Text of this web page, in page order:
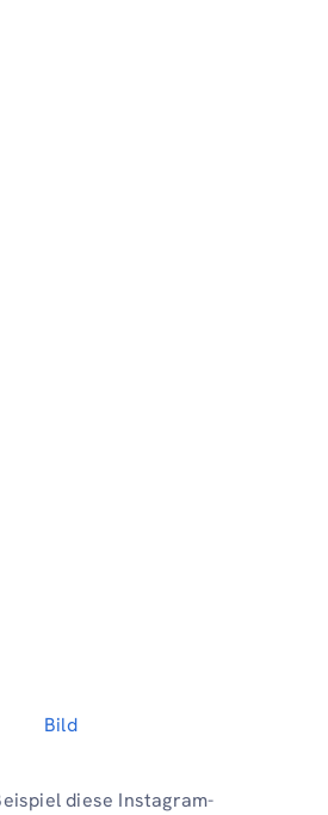
Bild
diese Instagram-